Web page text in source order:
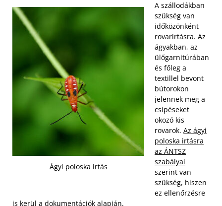
Ágyi poloska irtás
A szállodákban
szükség van
időközönként
rovarirtásra. Az
ágyakban, az
ülőgarnitúrában
és főleg a
textillel bevont
bútorokon
jelennek meg a
csípéseket
okozó kis
rovarok. Az ágyi
poloska irtásra
az ÁNTSZ
szabályai
szerint van
szükség, hiszen
ez ellenőrzésre
is kerül a dokumentációk alapján.